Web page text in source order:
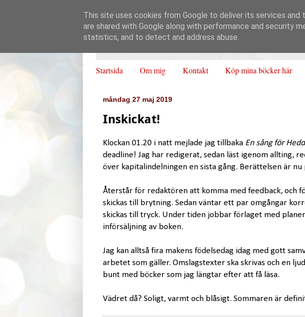
Startsida Om mig Kontakt Köp mina böcker här
måndag 27 maj 2019
Inskickat!
Klockan 01.20 i natt mejlade jag tillbaka En sång för
deadline! Jag har redigerat, sedan läst igenom allting,
över kapitalindelningen en sista gång. Berättelsen är
Återstår för redaktören att komma med feedback, och
skickas till brytning. Sedan väntar ett par omgångar
skickas till tryck. Under tiden jobbar förlaget med
införsäljning av boken.
Jag kan alltså fira makens födelsedag idag med gott
arbetet som gäller. Omslagstexter ska skrivas och en
bunt med böcker som jag längtar efter att få läsa.
Vädret då? Soligt, varmt och blåsigt. Sommaren är
This site uses cookies from Google to deliver its services and
are shared with Google along with performance and security
statistics, and to detect and address abuse.